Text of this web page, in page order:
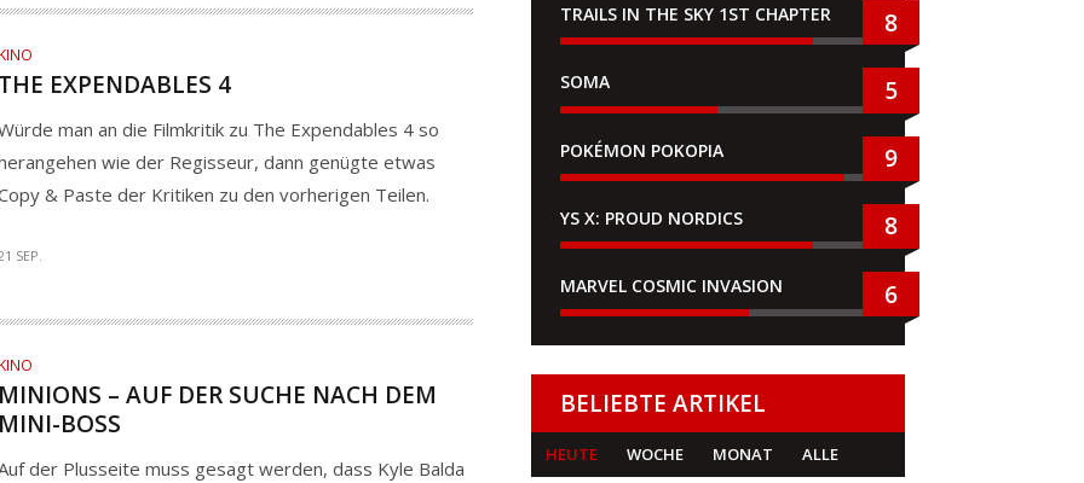
EXPENDABLES 4
man an die Filmkritik zu The Expendables 4 so
wie der Regisseur, dann genügte etwas
& Paste der Kritiken zu den vorherigen Teilen.
SEP.
– AUF DER SUCHE NACH DEM
BOSS
der Plusseite muss gesagt werden, dass Kyle Balda
TRAILS IN THE SKY 1ST CHAPTER 8
SOMA 5
POKÉMON POKOPIA 9
YS X: PROUD NORDICS 8
MARVEL COSMIC INVASION 6
BELIEBTE ARTIKEL
HEUTE WOCHE MONAT ALLE